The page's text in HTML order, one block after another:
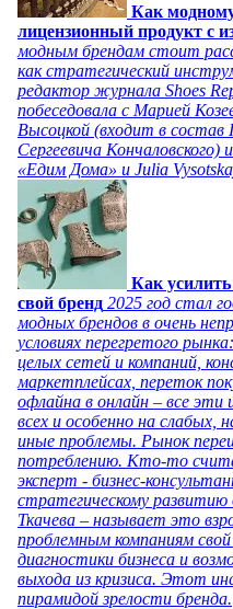
Как
лицензионный продукт с
модным брендам стоит
как стратегический
редактор журнала Shoes
побеседовала с Марией
Высоцкой (входит в состав
Сергеевича Кончаловского)
«Едим Дома» и Julia
Как
свой бренд 2025 год стал
модных брендов в очень
условиях перегретого
целых сетей и компаний,
маркетплейсах, переток
офлайна в онлайн – все эти
всех и особенно на
иные проблемы. Рынок
потреблению. Кто-то
эксперт - бизнес-
стратегическому развитию
Ткачева – называет это
проблемным компаниям
диагностики бизнеса и
выхода из кризиса. Этот
пирамидой зрелости бренда.